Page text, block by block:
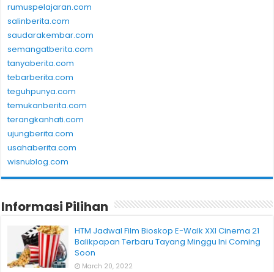
rumuspelajaran.com
salinberita.com
saudarakembar.com
semangatberita.com
tanyaberita.com
tebarberita.com
teguhpunya.com
temukanberita.com
terangkanhati.com
ujungberita.com
usahaberita.com
wisnublog.com
Informasi Pilihan
HTM Jadwal Film Bioskop E-Walk XXI Cinema 21
Balikpapan Terbaru Tayang Minggu Ini Coming
Soon
March 20, 2022